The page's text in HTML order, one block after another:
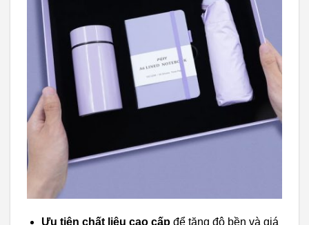
Ưu tiên chất liệu cao cấpđể tăng độ bền và giá